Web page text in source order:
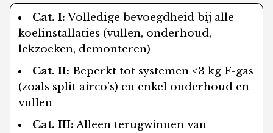
Cat. I: Volledige bevoegdheid bij alle
koelinstallaties (vullen, onderhoud,
lekzoeken, demonteren)
Cat. II: Beperkt tot systemen <3 kg F-gas
(zoals split airco’s) en enkel onderhoud en
vullen
Cat. III: Alleen terugwinnen van